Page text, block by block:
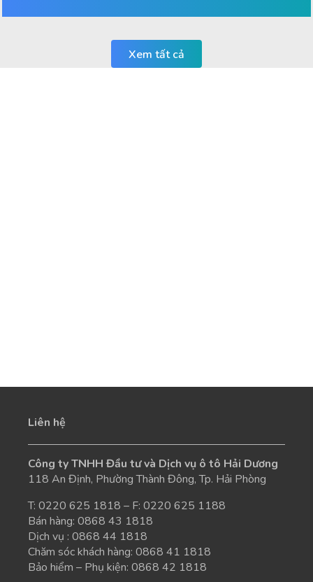
Xem tất cả
Liên hệ
Công ty TNHH Đầu tư và Dịch vụ ô tô Hải Dương
118 An Định, Phường Thành Đông, Tp. Hải Phòng
T: 0220 625 1818 – F: 0220 625 1188
Bán hàng: 0868 43 1818
Dịch vụ : 0868 44 1818
Chăm sóc khách hàng: 0868 41 1818
Bảo hiểm – Phụ kiện: 0868 42 1818